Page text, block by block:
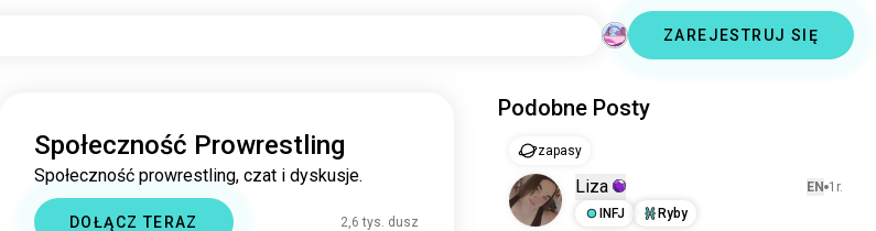
ZAREJESTRUJ SIĘ
Społeczność Prowrestling
Społeczność prowrestling, czat i dyskusje.
DOŁĄCZ TERAZ 2,6 tys. dusz
Podobne Posty
zapasy
Liza EN 1r.
INFJ
Ryby